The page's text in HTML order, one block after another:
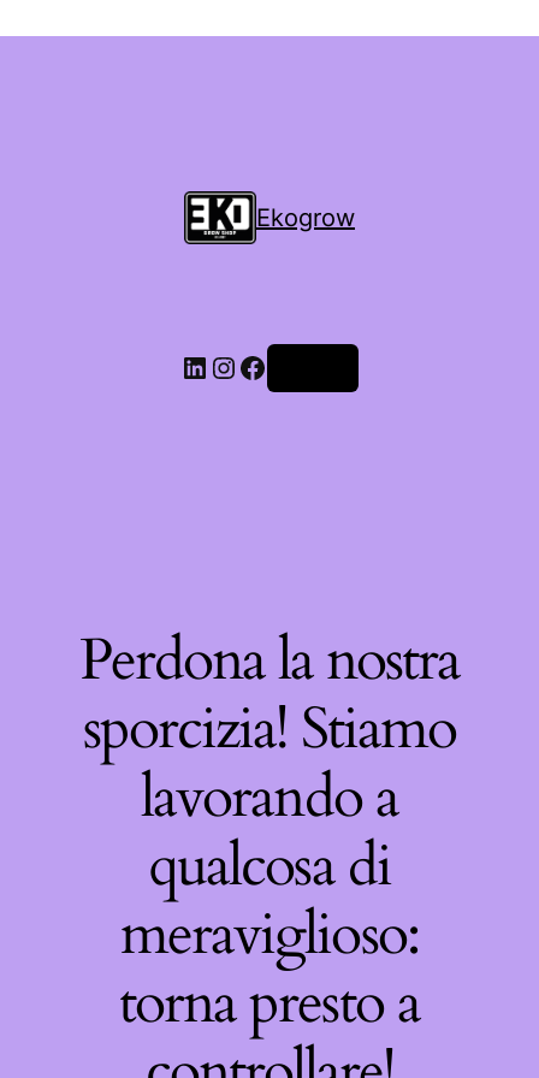
Ekogrow
Perdona la nostra
sporcizia! Stiamo
lavorando a
qualcosa di
meraviglioso:
torna presto a